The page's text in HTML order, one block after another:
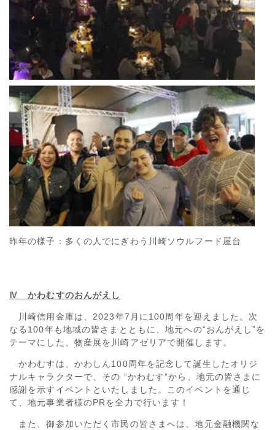
昨年の様子：多くの人でにぎわう川崎ソウルフード屋台
Ⅳ かわむすのおんがえし
川崎信用金庫は、2023年7月に100周年を迎えました。次
なる100年も地域の皆さまとともに、地元への“おんがえし”を
テーマにした、物産展を川崎アゼリアで開催します。
かわむすは、かわしん100周年を記念して誕生したオリジ
ナルキャラクターで、その “かわむす”から、地元の皆さまに
感謝を示すイベントといたしました。このイベントを通じ
て、地元事業者様のPRを全力で行います！
また、御参加いただく市民の皆さまへは、地元金融機関な